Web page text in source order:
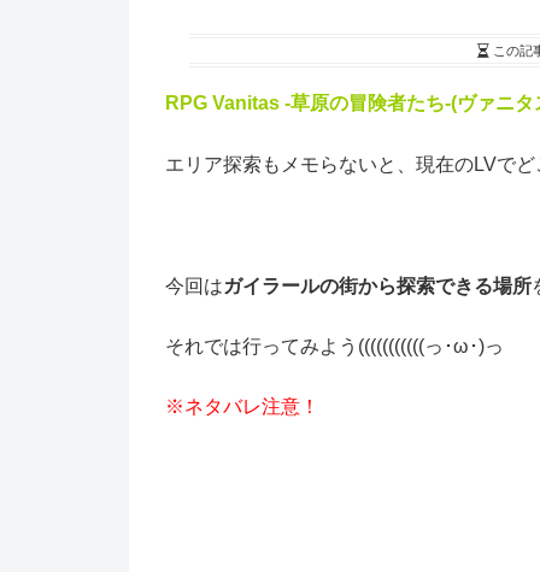
この記
RPG Vanitas -草原の冒険者たち-(ヴァニ
エリア探索もメモらないと、現在のLVで
今回はガイラールの街から探索できる場所
それでは行ってみよう(((((((((((っ･ω･)っ
※ネタバレ注意！